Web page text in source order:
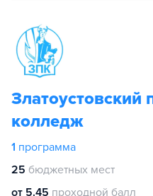
Златоустовский
колледж
1 программа
25 бюджетных мест
от 5.45 проходной балл